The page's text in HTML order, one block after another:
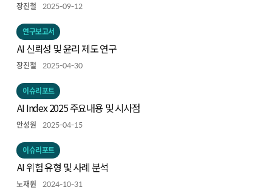
장진철 2025-09-12
연구보고서
AI 신뢰성 및 윤리 제도 연구
장진철 2025-04-30
이슈리포트
AI Index 2025 주요내용 및 시사점
안성원 2025-04-15
이슈리포트
AI 위험 유형 및 사례 분석
노재원 2024-10-31